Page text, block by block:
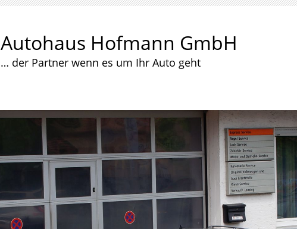
Autohaus Hofmann GmbH
… der Partner wenn es um Ihr Auto geht